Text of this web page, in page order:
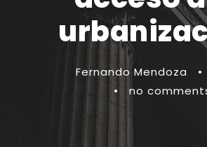
Fernando Mendoza •
•
no